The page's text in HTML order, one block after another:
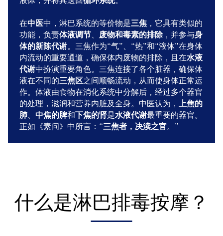
在中医中，淋巴系统的等价物是三焦，它具有类似的
功能，负责体液调节、 废物和毒素的排除，并参与身
体的新陈代谢。三焦作为“气”、“热”和“液体”在身体
内流动的重要通道，确保体内废物的排除，且在水液
代谢中扮演重要角色。三焦连接了各个脏器，确保体
液在不同的三焦区之间顺畅流动，从而使身体正常运
作。体液由食物在消化系统中分解后，经过多个器官
的处理，滋润和营养内脏及全身。中医认为，
上焦的
肺、 中焦的脾和下焦的肾是水液代谢最重要的器官。
正如《素问》中所言：“三焦者，决渎之官。”
什么是淋巴排毒按摩？